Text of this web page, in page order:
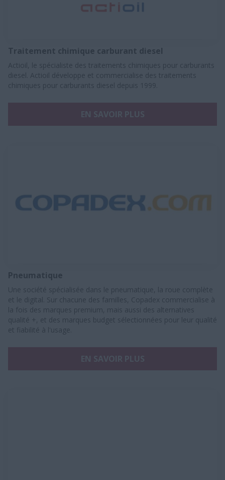
Traitement chimique carburant diesel
Actioil, le spécialiste des traitements chimiques pour carburants
diesel. Actioil développe et commercialise des traitements
chimiques pour carburants diesel depuis 1999.​
Pneumatique
Une société spécialisée dans le pneumatique, la roue complète
et le digital. Sur chacune des familles, Copadex commercialise à
la fois des marques premium, mais aussi des alternatives
qualité +, et des marques budget sélectionnées pour leur qualité
et fiabilité à l'usage.